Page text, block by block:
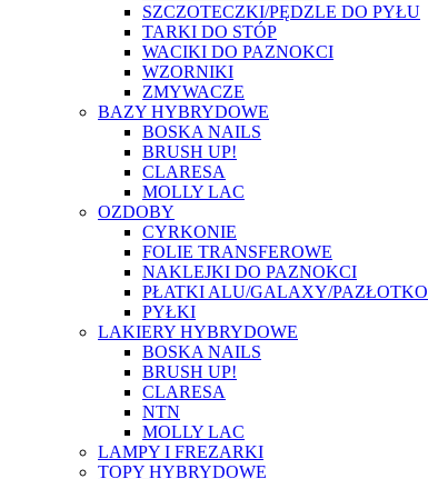
SZCZOTECZKI/PĘDZLE DO PYŁU
TARKI DO STÓP
WACIKI DO PAZNOKCI
WZORNIKI
ZMYWACZE
BAZY HYBRYDOWE
BOSKA NAILS
BRUSH UP!
CLARESA
MOLLY LAC
OZDOBY
CYRKONIE
FOLIE TRANSFEROWE
NAKLEJKI DO PAZNOKCI
PŁATKI ALU/GALAXY/PAZŁOTKO
PYŁKI
LAKIERY HYBRYDOWE
BOSKA NAILS
BRUSH UP!
CLARESA
NTN
MOLLY LAC
LAMPY I FREZARKI
TOPY HYBRYDOWE